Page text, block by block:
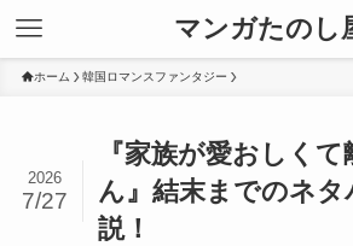
マンガたのし
ホーム 韓国ロマンスファンタジー
『家族が愛おしく
ん』結末までのネ
説！
2026
7/27